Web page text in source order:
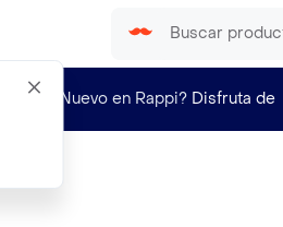
¿Nuevo en Rappi? Disfruta de